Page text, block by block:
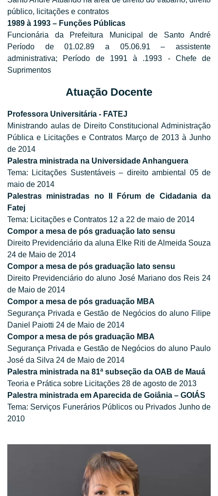
público, licitações e contratos
1989 à 1993 – Funções Públicas
Funcionária da Prefeitura Municipal de Santo André
Período de 01.02.89 a 05.06.91 – assistente
administrativa; Período de 1991 à .1993 - Chefe de
Suprimentos
Atuação Docente
Professora Universitária - FATEJ
Ministrando aulas de Direito Constitucional Administração
Pública e Licitações e Contratos Março de 2013 à Junho
de 2014
Palestra ministrada na Universidade Anhanguera
Tema: Licitações Sustentáveis – direito ambiental 05 de
maio de 2014
Palestras ministradas no II Fórum de Cidadania da
Fatej
Tema: Licitações e Contratos 12 a 22 de maio de 2014
Compor a mesa de pós graduação lato sensu
Direito Previdenciário da aluna Elke Riti de Almeida Souza
24 de Maio de 2014
Compor a mesa de pós graduação lato sensu
Direito Previdenciário do aluno José Mariano dos Reis 24
de Maio de 2014
Compor a mesa de pós graduação MBA
Segurança Privada e Gestão de Negócios do aluno Filipe
Daniel Paiotti 24 de Maio de 2014
Compor a mesa de pós graduação MBA
Segurança Privada e Gestão de Negócios do aluno Paulo
José da Silva 24 de Maio de 2014
Palestra ministrada na 81ª subseção da OAB de Mauá
Teoria e Prática sobre Licitações 28 de agosto de 2013
Palestra ministrada em Aparecida de Goiânia – GOIÁS
Tema: Serviços Funerários Públicos ou Privados Junho de
2010